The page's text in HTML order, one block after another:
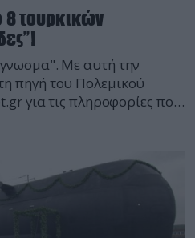
8 τουρκικών
Με αυτή την
πηγή του Πολεμικού
για τις πληροφορίες που
για έναν βασικό
Έχει παροπλιστεί.
ίδιο όνομα που εργάζεται
ερευνών, έχει και αυτό